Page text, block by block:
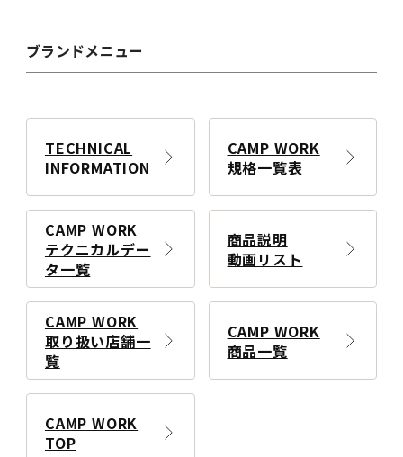
ブランドメニュー
TECHNICAL
INFORMATION
CAMP WORK
規格一覧表
CAMP WORK
テクニカルデー
タ一覧
商品説明
動画リスト
CAMP WORK
取り扱い店舗一
覧
CAMP WORK
商品一覧
CAMP WORK
TOP